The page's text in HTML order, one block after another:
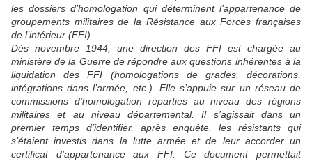
les dossiers d’homologation qui déterminent l’appartenance de
groupements militaires de la Résistance aux Forces françaises
de l’intérieur (FFI).
Dès novembre 1944, une direction des FFI est chargée au
ministère de la Guerre de répondre aux questions inhérentes à la
liquidation des FFI (homologations de grades, décorations,
intégrations dans l’armée, etc.). Elle s’appuie sur un réseau de
commissions d’homologation réparties au niveau des régions
militaires et au niveau départemental. Il s’agissait dans un
premier temps d’identifier, après enquête, les résistants qui
s’étaient investis dans la lutte armée et de leur accorder un
certificat d’appartenance aux FFI. Ce document permettait